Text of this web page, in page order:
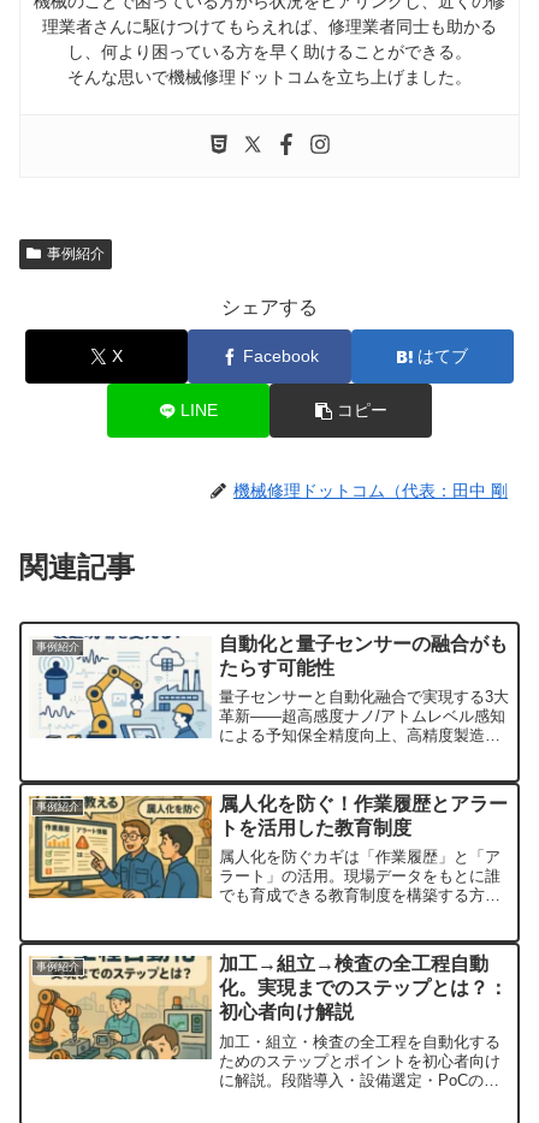
理業者さんに駆けつけてもらえれば、修理業者同士も助かる
し、何より困っている方を早く助けることができる。
そんな思いで機械修理ドットコムを立ち上げました。
事例紹介
シェアする
X Facebook はてブ
LINE コピー
機械修理ドットコム（代表：田中 剛
関連記事
事例紹介
自動化と量子センサーの融合がも
たらす可能性
量子センサーと自動化融合で実現する3大
革新――超高感度ナノ/アトムレベル感知
による予知保全精度向上、高精度製造と
応用シナリオ、導入課題と展望を初心者
向けに解説。
事例紹介
属人化を防ぐ！作業履歴とアラー
トを活用した教育制度
属人化を防ぐカギは「作業履歴」と「ア
ラート」の活用。現場データをもとに誰
でも育成できる教育制度を構築する方法
事例紹介
加工→組立→検査の全工程自動
化。実現までのステップとは？：
初心者向け解説
加工・組立・検査の全工程を自動化する
ためのステップとポイントを初心者向け
に解説。段階導入・設備選定・PoCの流